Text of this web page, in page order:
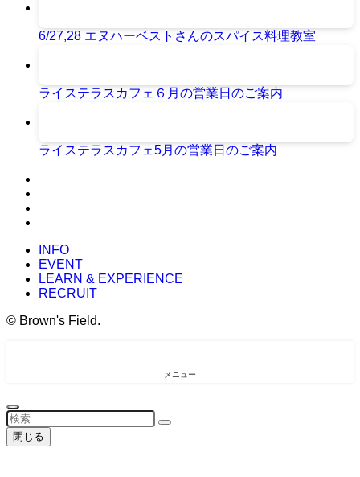
6/27,28 エヌハーベストさんのスパイス料理教室
ライステラスカフェ６月の営業日のご案内
ライステラスカフェ5月の営業日のご案内
INFO
EVENT
LEARN & EXPERIENCE
RECRUIT
© Brown's Field.
メニュー
閉じる